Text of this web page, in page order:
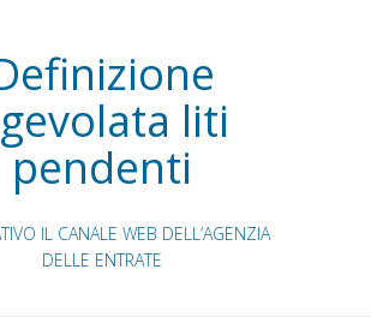
liti
pendenti
IL CANALE WEB DELL’AGENZIA
DELLE ENTRATE